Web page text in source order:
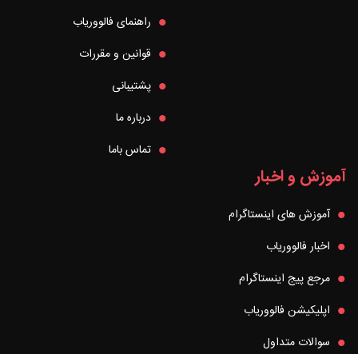
راهنمای فالووریاب
قوانین و مقررات
پشتیبانی
درباره ما
تماس باما
آموزش و اخبار
آموزش های اینستاگرام
اخبار فالووریاب
مرجع پیج اینستاگرام
اپلیکیشن فالووریاب
سوالات متداول